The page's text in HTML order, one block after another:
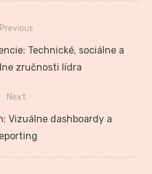
Previous
Technické, sociálne a
zručnosti lídra
Next
Vizuálne dashboardy a